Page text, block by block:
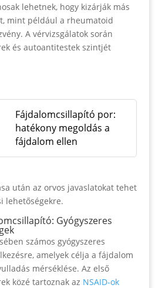
lehetnek, hogy kizárják más
mint például a rheumatoid
A vérvizsgálatok során
és autoantitestek szintjét
Fájdalomcsillapító por:
hatékony megoldás a
fájdalom ellen
után az orvos javaslatokat tehet
lehetőségekre.
Gyógyszeres
számos gyógyszeres
amelyek célja a fájdalom
mérséklése. Az első
közé tartoznak az NSAID-ok